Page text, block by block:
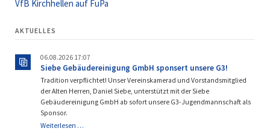
VfB Kirchhellen auf FuPa
AKTUELLES
06.08.2026 17:07
Siebe Gebäudereinigung GmbH sponsert unsere G3!
Tradition verpflichtet! Unser Vereinskamerad und Vorstandsmitglied
der Alten Herren, Daniel Siebe, unterstützt mit der Siebe
Gebäudereinigung GmbH ab sofort unsere G3-Jugendmannschaft als
Sponsor.
Weiterlesen …Siebe